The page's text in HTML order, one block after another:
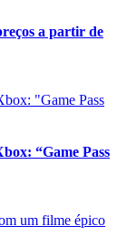
a partir de
“Game Pass